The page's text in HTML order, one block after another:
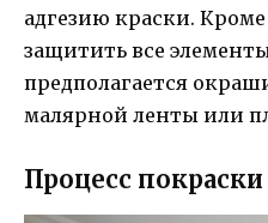
адгезию краски. Кроме
защитить все
предполагается
малярной ленты или
Процесс покраски